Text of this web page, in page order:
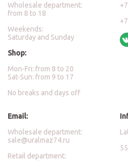
Wholesale department:
from 8 to 18
Weekends:
Saturday and Sunday
Shop:
Mon-Fri: from 8 to 20
Sat-Sun: from 9 to 17
No breaks and days off
Email:
Wholesale department:
sale@uralmaz74.ru
Retail department: